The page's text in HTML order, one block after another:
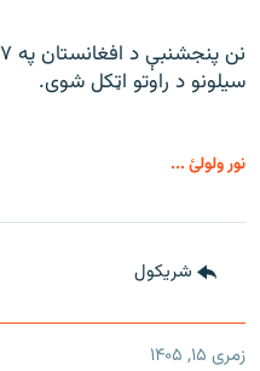
سیلونو د راوتو اټکل شوی.
نور ولولئ ...
شريکول
زمری ۱۵, ۱۴۰۵